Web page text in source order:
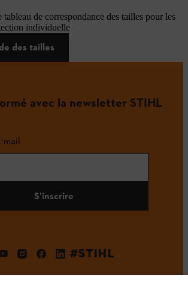
de correspondance des tailles pour les
individuelle
des tailles
avec la newsletter STIHL
S'inscrire
#STIHL